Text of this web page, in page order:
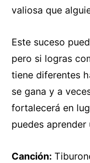
valiosa que
Este suceso
pero si logras
tiene diferentes
se gana y a
fortalecerá en
puedes
Canción: